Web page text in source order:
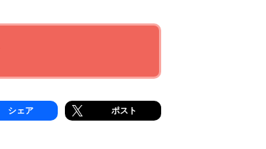
シェア ポスト